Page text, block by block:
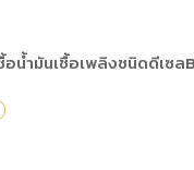
อน้ำมันเชื้อเพลิงชนิดดีเซล